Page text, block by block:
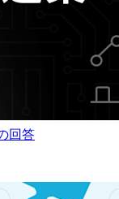
回答